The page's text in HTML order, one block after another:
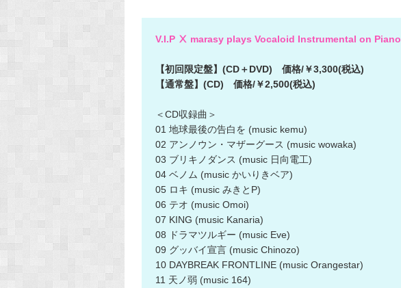
V.I.P Ⅹ marasy plays Vocaloid Instrumental on Piano
【初回限定盤】(CD＋DVD) 価格/￥3,300(税込)
【通常盤】(CD) 価格/￥2,500(税込)
＜CD収録曲＞
01 地球最後の告白を (music kemu)
02 アンノウン・マザーグース (music wowaka)
03 ブリキノダンス (music 日向電工)
04 ベノム (music かいりきベア)
05 ロキ (music みきとP)
06 テオ (music Omoi)
07 KING (music Kanaria)
08 ドラマツルギー (music Eve)
09 グッバイ宣言 (music Chinozo)
10 DAYBREAK FRONTLINE (music Orangestar)
11 天ノ弱 (music 164)